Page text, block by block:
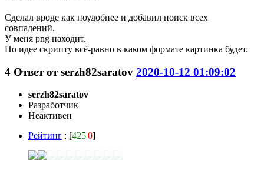
Сделал вроде как поудобнее и добавил поиск всех
совпадений.
У меня png находит.
По идее скрипту всё-равно в каком формате картинка будет.
4 Ответ отserzh82saratov 2020-10-12 01:09:02
serzh82saratov
Разработчик
Неактивен
Рейтинг : [425|0]